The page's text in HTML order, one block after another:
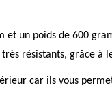
et un poids de 600
résistants, grâce à
car ils vous